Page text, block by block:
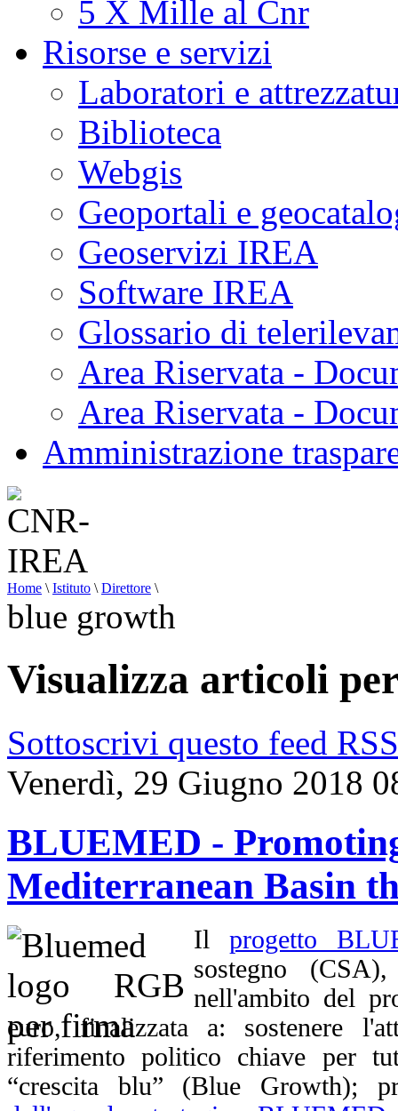
5 X Mille al Cnr
Risorse e servizi
Laboratori e
Biblioteca
Webgis
Geoportali e
Geoservizi IREA
Software IREA
Glossario di
Area Riservata -
Area Riservata -
Amministrazione
Home \ Istituto \ Direttore \
blue growth
Visualizza articoli
Sottoscrivi questo feed RSS
Venerdì, 29 Giugno 2018
BLUEMED -
Mediterranean Basin
Il progetto
sostegno
nell'ambito del
euro, finalizzata a: sostenere
riferimento politico chiave per
“crescita blu” (Blue Growth);